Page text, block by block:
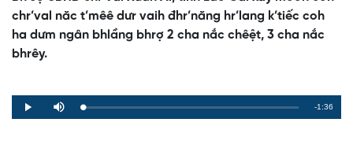
chr’val năc t’mêê dưr vaih đhr’năng hr’lang k’tiếc coh
ha dưm ngân bhlầng bhrợ 2 cha nắc chêệt, 3 cha nắc
bhrêy.
Play Mute Loaded:
0%
Progress:
0%
Remaining
-1:36